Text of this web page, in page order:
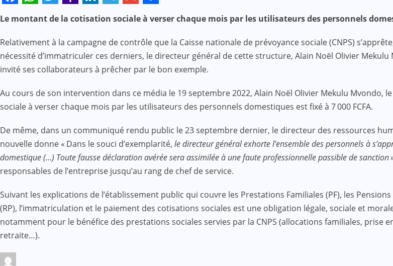
Facebook
WhatsApp
Twitter
Yahoo
Mail
LinkedIn
Telegram
Gmail
Share
Le montant de la cotisation sociale à verser chaque mois par les utilisateurs des personnels
Relativement à la campagne de contrôle que la Caisse nationale de prévoyance sociale (CNPS)
nécessité d’immatriculer ces derniers, le directeur général de cette structure, Alain Noël Olivier
invité ses collaborateurs à prêcher par le bon exemple.
Au cours de son intervention dans ce média le 19 septembre 2022, Alain Noël Olivier Mekulu Mvondo,
sociale à verser chaque mois par les utilisateurs des personnels domestiques est fixé à 7 000 FCFA.
De même, dans un communiqué rendu public le 23 septembre dernier, le directeur des ressources
nouvelle donne « Dans le souci d’exemplarité, le directeur général exhorte l’ensemble des personnels à
domestique (…) Toute fausse déclaration avérée sera assimilée à une faute professionnelle passible de sanction
responsables de l’entreprise jusqu’au rang de chef de service.
Suivant les explications de l’établissement public qui couvre les Prestations Familiales (PF), les
(RP), l’immatriculation et le paiement des cotisations sociales est une obligation légale, sociale et
notamment pour le bénéfice des prestations sociales servies par la CNPS (allocations familiales, prise
retraite…).